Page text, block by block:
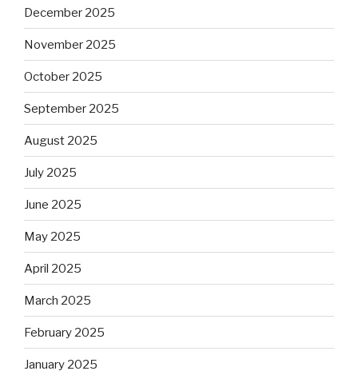
December 2025
November 2025
October 2025
September 2025
August 2025
July 2025
June 2025
May 2025
April 2025
March 2025
February 2025
January 2025